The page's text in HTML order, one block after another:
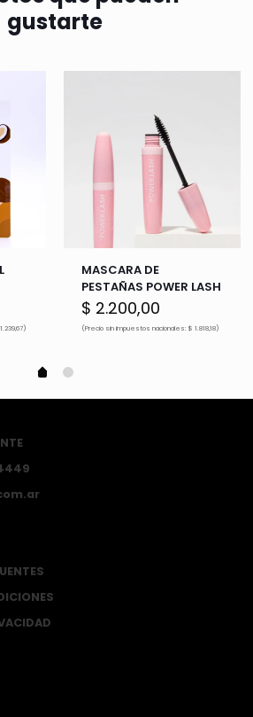
gustarte
MASCARA DE
PESTAÑAS POWER LASH
$ 2.200,00
(Precio sin impuestos nacionales: $ 1.818,18)